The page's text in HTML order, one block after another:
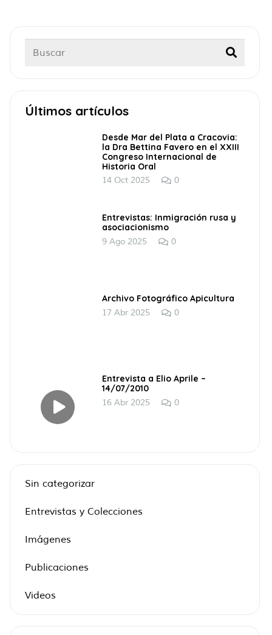
Últimos artículos
Desde Mar del Plata a Cracovia:
la Dra Bettina Favero en el XXIII
Congreso Internacional de
Historia Oral
14 Oct 2025 0
Entrevistas: Inmigración rusa y
asociacionismo
9 Ago 2025 0
Archivo Fotográfico Apicultura
17 Abr 2025 0
Entrevista a Elio Aprile –
14/07/2010
16 Abr 2025 0
Sin categorizar
Entrevistas y Colecciones
Imágenes
Publicaciones
Videos